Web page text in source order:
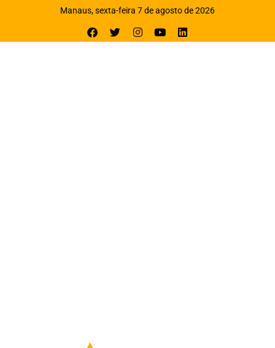
Manaus, sexta-feira 7 de agosto de 2026